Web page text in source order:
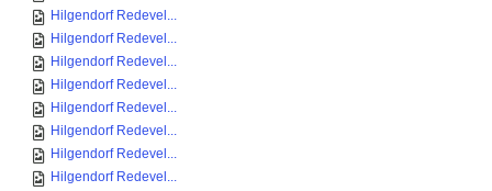
Hilgendorf Redevel...
Hilgendorf Redevel...
Hilgendorf Redevel...
Hilgendorf Redevel...
Hilgendorf Redevel...
Hilgendorf Redevel...
Hilgendorf Redevel...
Hilgendorf Redevel...